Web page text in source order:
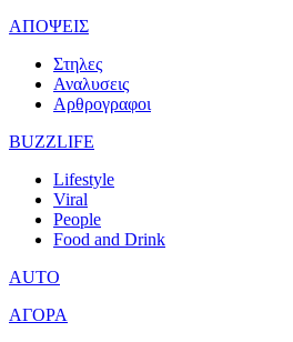
ΑΠΟΨΕΙΣ
Στηλες
Αναλυσεις
Αρθρογραφοι
BUZZLIFE
Lifestyle
Viral
People
Food and Drink
AUTO
ΑΓΟΡΑ